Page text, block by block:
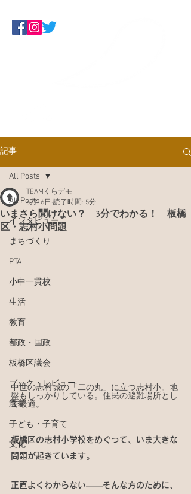
記事
All Posts
インタビュー
まちづくり
PTA
小中一貫校
生活
教育
都政・国政
板橋区議会
ブック・レビュー
選挙
子ども・子育て
文化
All Posts
いまさら聞けない？ 3分でわかる！ 板橋
区・志村小問題
TEAMくらデモ
5月16日 読了時間: 5分
中世の志村城の「二の丸」に立つ志村小。地
盤もしっかりしている。住民の避難場所とし
て最適。
板橋区の志村小学校をめぐって、いま大きな
問題が起きています。
正直よくわからない――そんな方のために、